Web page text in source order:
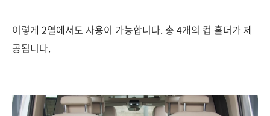
이렇게 2열에서도 사용이 가능합니다. 총 4개의 컵 홀더가 제
공됩니다.